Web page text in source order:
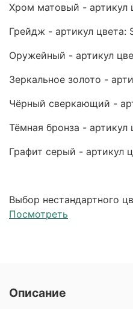
Хром матовый - артикул
Грейдж - артикул цвета:
Оружейный - артикул
Зеркальное золото -
Чёрный сверкающий -
Тёмная бронза - артикул
Графит серый - артикул
Выбор нестандартного
Посмотреть
Описание